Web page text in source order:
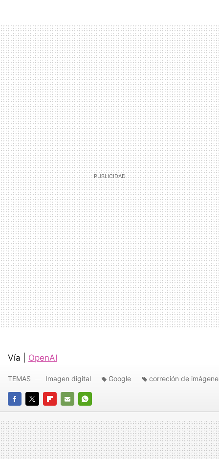
Vía | OpenAI
FACEBOOK
TWITTERFLIPBOARD
E-
MAIL
WHATSAPP
TEMAS Imagen digital Google correción de